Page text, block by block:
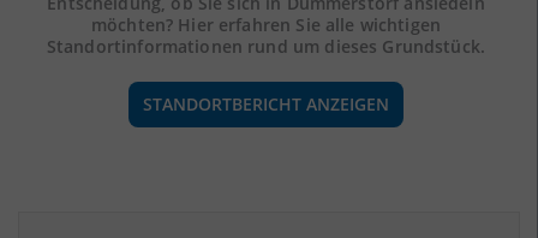
möchten? Hier erfahren Sie alle wichtigen
Standortinformationen rund um dieses Grundstück.
STANDORTBERICHT ANZEIGEN